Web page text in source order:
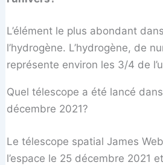
L’élément le plus abondant
l’hydrogène. L’hydrogène, de
représente environ les 3/4 de
Quel télescope a été lancé dans
décembre 2021?
Le télescope spatial James
l’espace le 25 décembre 2021